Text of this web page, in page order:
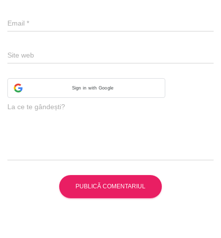
Email *
Site web
Sign in with Google
La ce te gândești?